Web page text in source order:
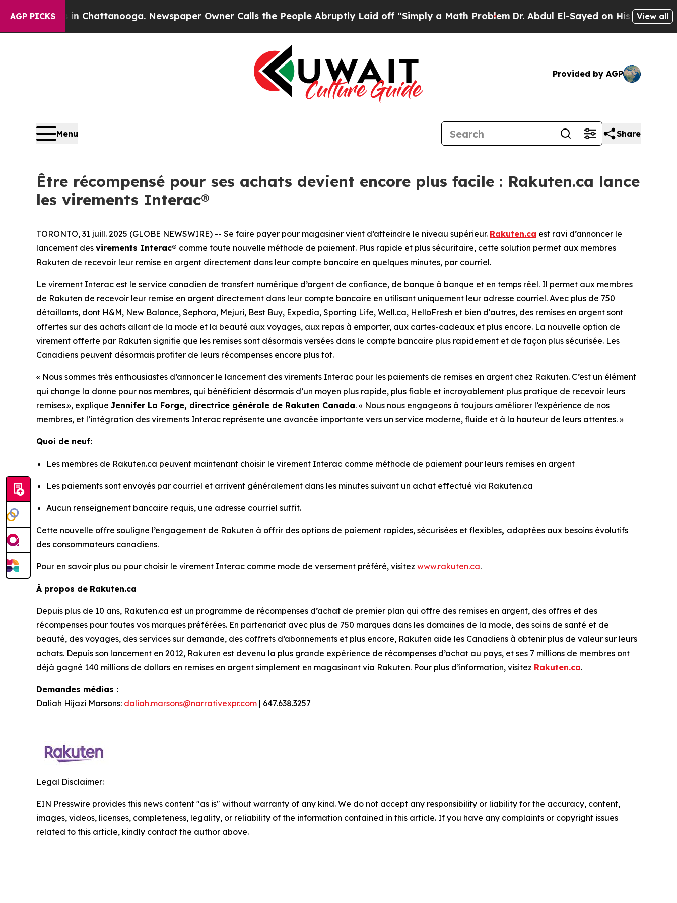
AGP PICKS
Chaos in Chattanooga. Newspaper Owner Calls the People Abruptly Laid off “Simply a Math ProblemDr. Abdul El-Sayed on Historic Michigan
View all
Provided by AGP
Menu Share
Être récompensé pour ses achats devient encore plus facile : Rakuten.ca lance
les virements Interac®
TORONTO, 31 juill. 2025 (GLOBE NEWSWIRE) -- Se faire payer pour magasiner vient d’atteindre le niveau supérieur. Rakuten.ca est ravi d’annoncer le
lancement des virements Interac® comme toute nouvelle méthode de paiement. Plus rapide et plus sécuritaire, cette solution permet aux membres
Rakuten de recevoir leur remise en argent directement dans leur compte bancaire en quelques minutes, par courriel.
Le virement Interac est le service canadien de transfert numérique d’argent de confiance, de banque à banque et en temps réel. Il permet aux membres
de Rakuten de recevoir leur remise en argent directement dans leur compte bancaire en utilisant uniquement leur adresse courriel. Avec plus de 750
détaillants, dont H&M, New Balance, Sephora, Mejuri, Best Buy, Expedia, Sporting Life, Well.ca, HelloFresh et bien d'autres, des remises en argent sont
offertes sur des achats allant de la mode et la beauté aux voyages, aux repas à emporter, aux cartes-cadeaux et plus encore. La nouvelle option de
virement offerte par Rakuten signifie que les remises sont désormais versées dans le compte bancaire plus rapidement et de façon plus sécurisée. Les
Canadiens peuvent désormais profiter de leurs récompenses encore plus tôt.
« Nous sommes très enthousiastes d’annoncer le lancement des virements Interac pour les paiements de remises en argent chez Rakuten. C’est un élément
qui change la donne pour nos membres, qui bénéficient désormais d’un moyen plus rapide, plus fiable et incroyablement plus pratique de recevoir leurs
remises.», explique Jennifer La Forge, directrice générale de Rakuten Canada. « Nous nous engageons à toujours améliorer l’expérience de nos
membres, et l’intégration des virements Interac représente une avancée importante vers un service moderne, fluide et à la hauteur de leurs attentes. »
Quoi de neuf:
Les membres de Rakuten.ca peuvent maintenant choisir le virement Interac comme méthode de paiement pour leurs remises en argent
Les paiements sont envoyés par courriel et arrivent généralement dans les minutes suivant un achat effectué via Rakuten.ca
Aucun renseignement bancaire requis, une adresse courriel suffit.
Cette nouvelle offre souligne l’engagement de Rakuten à offrir des options de paiement rapides, sécurisées et flexibles, adaptées aux besoins évolutifs
des consommateurs canadiens.
Pour en savoir plus ou pour choisir le virement Interac comme mode de versement préféré, visitez www.rakuten.ca.
À propos de Rakuten.ca
Depuis plus de 10 ans, Rakuten.ca est un programme de récompenses d’achat de premier plan qui offre des remises en argent, des offres et des
récompenses pour toutes vos marques préférées. En partenariat avec plus de 750 marques dans les domaines de la mode, des soins de santé et de
beauté, des voyages, des services sur demande, des coffrets d’abonnements et plus encore, Rakuten aide les Canadiens à obtenir plus de valeur sur leurs
achats. Depuis son lancement en 2012, Rakuten est devenu la plus grande expérience de récompenses d’achat au pays, et ses 7 millions de membres ont
déjà gagné 140 millions de dollars en remises en argent simplement en magasinant via Rakuten. Pour plus d’information, visitez Rakuten.ca.
Demandes médias :
Daliah Hijazi Marsons: daliah.marsons@narrativexpr.com | 647.638.3257
Legal Disclaimer:
EIN Presswire provides this news content "as is" without warranty of any kind. We do not accept any responsibility or liability for the accuracy, content,
images, videos, licenses, completeness, legality, or reliability of the information contained in this article. If you have any complaints or copyright issues
related to this article, kindly contact the author above.